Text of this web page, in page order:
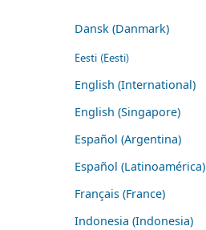
Dansk (Danmark)
Eesti (Eesti)
English (International)
English (Singapore)
Español (Argentina)
Español (Latinoamérica)
Français (France)
Indonesia (Indonesia)